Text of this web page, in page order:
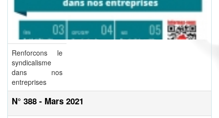
Renforcons le
syndicalisme
dans nos
entreprises
N° 388 - Mars 2021